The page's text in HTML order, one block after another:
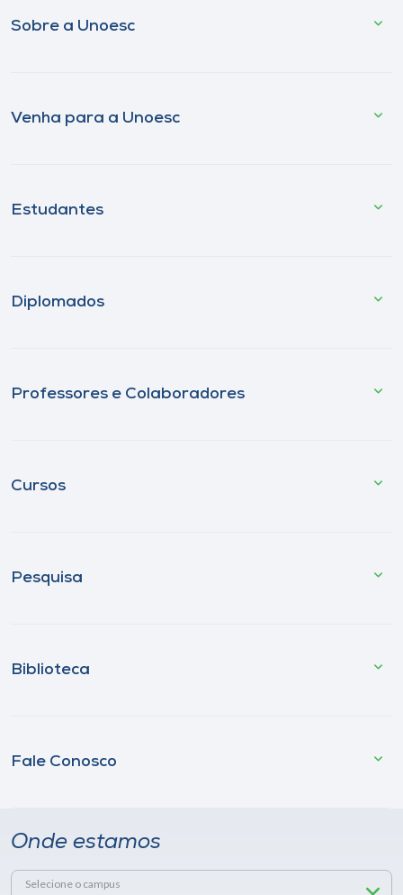
Sobre a Unoesc
Venha para a Unoesc
Estudantes
Diplomados
Professores e Colaboradores
Cursos
Pesquisa
Biblioteca
Fale Conosco
Onde estamos
Selecione o campus